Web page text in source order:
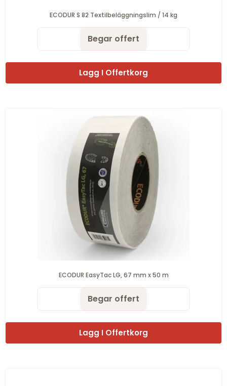
ECODUR S 82 Textilbeläggningslim / 14 kg
Begar offert
Lagg I Offertkorg
ECODUR EasyTac LG, 67 mm x 50 m
Begar offert
Lagg I Offertkorg